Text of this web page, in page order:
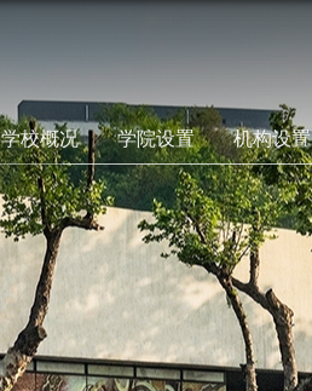
学校概况 学院设置 机构设置